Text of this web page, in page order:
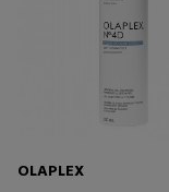
OLAPLEX